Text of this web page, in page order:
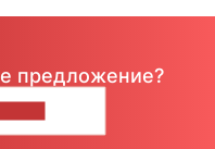
предложение?